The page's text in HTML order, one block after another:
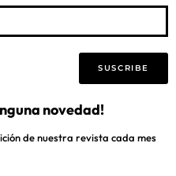
SUSCRIBE
novedad!
de nuestra revista cada mes